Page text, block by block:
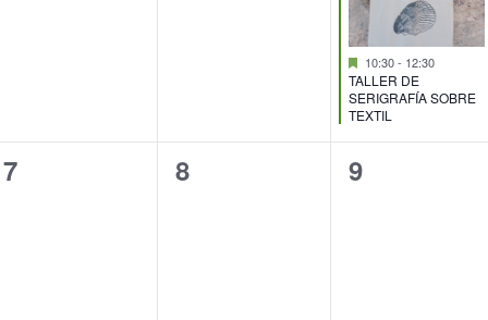
Destacado
10:30- 12:30
TALLER DE
SERIGRAFÍA SOBRE
TEXTIL
0
7
0
8
0
9